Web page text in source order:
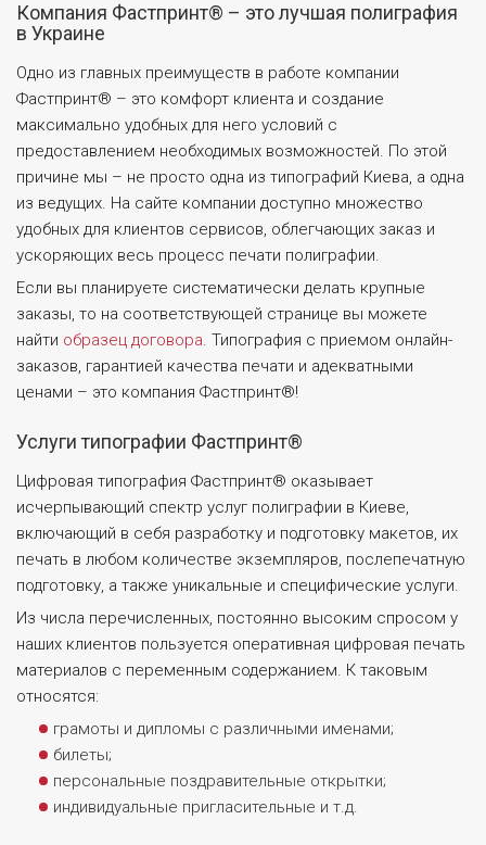
Компания Фастпринт® – это лучшая полиграфия
в Украине
Одно из главных преимуществ в работе компании
Фастпринт® – это комфорт клиента и создание
максимально удобных для него условий с
предоставлением необходимых возможностей. По этой
причине мы – не просто одна из типографий Киева, а одна
из ведущих. На сайте компании доступно множество
удобных для клиентов сервисов, облегчающих заказ и
ускоряющих весь процесс печати полиграфии.
Если вы планируете систематически делать крупные
заказы, то на соответствующей странице вы можете
найти образец договора. Типография с приемом онлайн-
заказов, гарантией качества печати и адекватными
ценами – это компания Фастпринт®!
Услуги типографии Фастпринт®
Цифровая типография Фастпринт® оказывает
исчерпывающий спектр услуг полиграфии в Киеве,
включающий в себя разработку и подготовку макетов, их
печать в любом количестве экземпляров, послепечатную
подготовку, а также уникальные и специфические услуги.
Из числа перечисленных, постоянно высоким спросом у
наших клиентов пользуется оперативная цифровая печать
материалов с переменным содержанием. К таковым
относятся:
грамоты и дипломы с различными именами;
билеты;
персональные поздравительные открытки;
индивидуальные пригласительные и т.д.